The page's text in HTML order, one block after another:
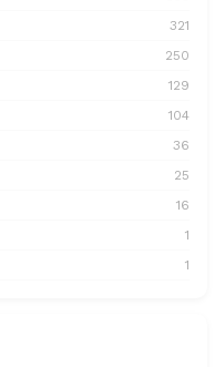
321
250
129
104
36
25
16
1
1